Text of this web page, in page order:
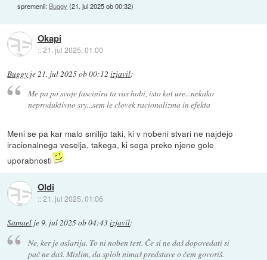
spremenil: Buggy (21. jul 2025 ob 00:32)
Okapi
::21. jul 2025, 01:00
Buggy je 21. jul 2025 ob 00:12 izjavil:
Me pa po svoje fascinira ta vas hobi, isto kot ure...nekako
neproduktivno sry...sem le clovek racionalizma in efekta
Meni se pa kar malo smilijo taki, ki v nobeni stvari ne najdejo
iracionalnega veselja, takega, ki sega preko njene gole
uporabnosti
Oldi
::21. jul 2025, 01:06
Samael je9. jul 2025 ob 04:43izjavil:
Ne, ker je oslarija. To ni noben test. Če si ne daš dopovedati si
pač ne daš. Mislim, da sploh nimaš predstave o čem govoriš.